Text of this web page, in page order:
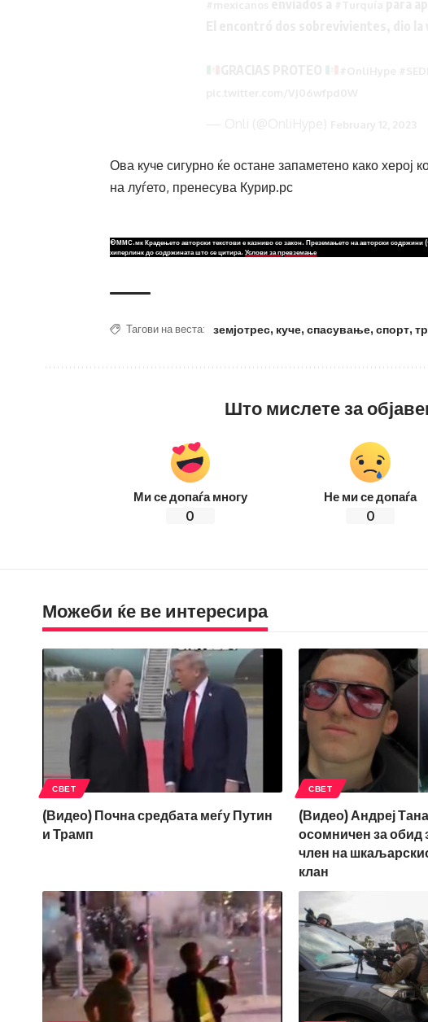
Ова куче сигурно ќе остане запаметено како херој
на луѓето, пренесува Курир.рс
©ММС.мк Крадењето авторски текстови е казниво со закон. Преземањето на авторски содржини
хиперлинк до содржината што се цитира. Услови за превземање
Тагови на веста: земјотрес, куче, спасување, спорт,
Што мислете за
Ми се допаѓа многу
0
Не ми се допаѓа
0
Можеби ќе ве интересира
СВЕТ
(Видео) Почна средбата меѓу Путин
и Трамп
СВЕТ
(Видео) Андреј
осомничен за обид
член на
клан